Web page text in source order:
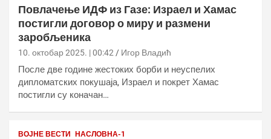
Повлачење ИДФ из Газе: Израел и Хамас
постигли договор о миру и размени
заробљеника
10. октобар 2025. | 00:42 Игор Владић
После две године жестоких борби и неуспелих
дипломатских покушаја, Израел и покрет Хамас
постигли су коначан…
ВОЈНЕ ВЕСТИ НАСЛОВНА-1